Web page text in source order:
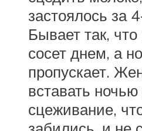
застоялось за
Бывает так,
сосет днем, а
пропускает.
вставать
сцеживание,